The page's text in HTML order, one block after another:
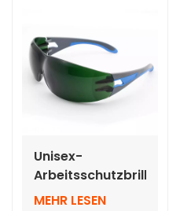
Unisex-
Arbeitsschutzbrille,
Augenschutz mit
MEHR LESEN